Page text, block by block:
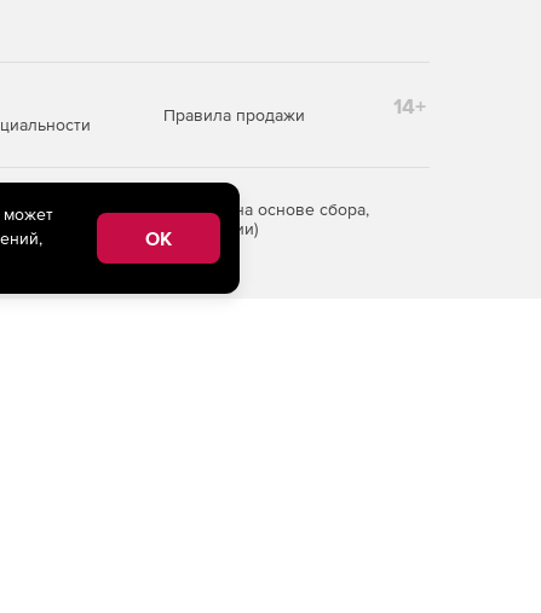
Правила продажи 14+
информации на основе сбора,
Российской Федерации)
может
OK